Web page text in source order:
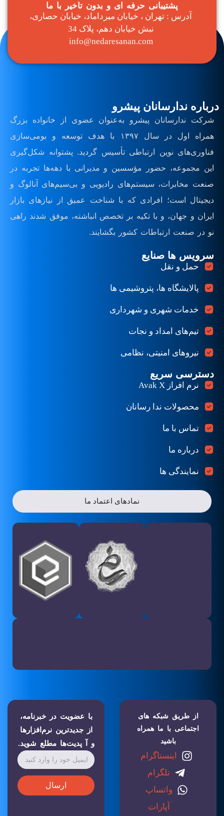
پشتیبانی حرفه ای و بدون تاخیر با ما
آدرس : تهران ، خیابان میرداماد، خیابان حصاری،
نبش خیابان دهم، پلاک 34
info@nedaresanan.com
درباره ندارسانان پیشرو
شرکت ندارسانان پیشرو به‌عنوان عضوی از خانواده بزرگ
همراه اول در سال ۱۳۹۷ با هدف توسعه و بومی‌سازی
فناوری‌های نوین ارتباطی تأسیس گردید. پشتوانه شکل‌گیری
این مجموعه، حضور مؤسسین و مدیرانی با دهه‌ها تجربه در
صنعت مخابرات، سیستم‌های رادیویی و بی‌سیم‌های آنالوگ و
دیجیتال است؛ افرادی که با شناخت عمیق از نیازهای بازار
ایران و جهان، و با تکیه بر تخصص انباشته، موفق شدند راهی
نو در صنعت ارتباطات کشور بگشایند.
سرویس ها صنایع
حمل و نقل
پالایشگاه ها، پتروشیمی ها
خدمات شهری و شهرداری
تیم‌های امداد و نجات
نیروهای امنیتی، نظامی
دسترسی سریع
نرم افراز Avak X
محصولات ندا رسانان
تماس با ما
درباره ما
نمایندگی ها
نمادهای اعتماد ما
از طریق شبکه های
اجتماعی با ما همراه
باشید
اینستاگرام
تلگرام
واتساپ
آپارات
با عضویت در خبرنامه،
از جدیدترین نرم‌افزارها
و آ پدیت‌ها مطلع شوید.
ارسال